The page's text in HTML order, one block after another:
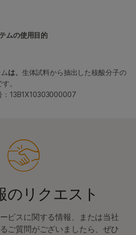
ムの使用目的
は、 生体試料から抽出した核酸分子の
。
：13B1X10303000007
のリクエスト
ビスに関する情報、または当社
ご質問がございましたら、ぜひ